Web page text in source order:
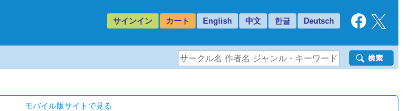
サインイン カート English 中文 한글 Deutsch
モバイル版サイトで見る